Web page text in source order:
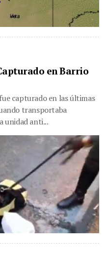
en Barrio
capturado en las últimas
transportaba
unidad anti...